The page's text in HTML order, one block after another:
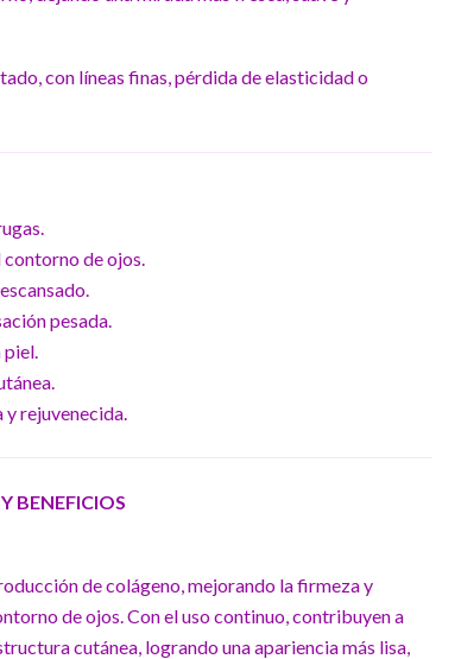
con líneas finas, pérdida de elasticidad o
de ojos.
pesada.
piel.
y rejuvenecida.
BENEFICIOS
de colágeno, mejorando la firmeza y
de ojos. Con el uso continuo, contribuyen a
cutánea, logrando una apariencia más lisa,